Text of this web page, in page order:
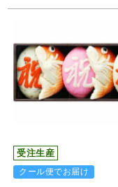
受注生産
クール便でお届け